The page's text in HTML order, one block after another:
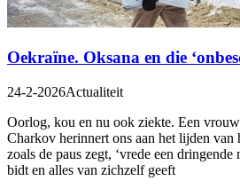
Oekraïne. Oksana en die
24-2-2026Actualiteit
Oorlog, kou en nu ook ziekte. Een
Charkov herinnert ons aan het lijden van
zoals de paus zegt, ‘vrede een
bidt en alles van zichzelf geeft